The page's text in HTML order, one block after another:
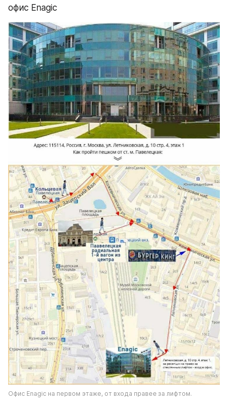
офис Enagic
Офис Enagic на первом этаже, от входа правее за лифтом.